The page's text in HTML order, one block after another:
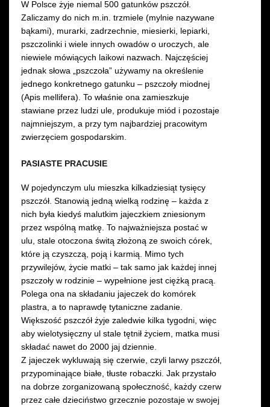
Wynajem kostiumów
Wynajem rekwizytów
Fundusze unijne
Dotacje celowe
W Polsce żyje niemal 500 gatunków pszczół.
Zaliczamy do nich m.in. trzmiele (mylnie nazywane
bąkami), murarki, zadrzechnie, miesierki, lepiarki,
pszczolinki i wiele innych owadów o uroczych, ale
niewiele mówiących laikowi nazwach. Najczęściej
jednak słowa „pszczoła” używamy na określenie
jednego konkretnego gatunku – pszczoły miodnej
(Apis mellifera). To właśnie ona zamieszkuje
stawiane przez ludzi ule, produkuje miód i pozostaje
najmniejszym, a przy tym najbardziej pracowitym
zwierzęciem gospodarskim.
PASIASTE PRACUSIE
W pojedynczym ulu mieszka kilkadziesiąt tysięcy
pszczół. Stanowią jedną wielką rodzinę – każda z
nich była kiedyś malutkim jajeczkiem zniesionym
przez wspólną matkę. To najważniejsza postać w
ulu, stale otoczona świtą złożoną ze swoich córek,
które ją czyszczą, poją i karmią. Mimo tych
przywilejów, życie matki – tak samo jak każdej innej
pszczoły w rodzinie – wypełnione jest ciężką pracą.
Polega ona na składaniu jajeczek do komórek
plastra, a to naprawdę tytaniczne zadanie.
Większość pszczół żyje zaledwie kilka tygodni, więc
aby wielotysięczny ul stale tętnił życiem, matka musi
składać nawet do 2000 jaj dziennie.
Z jajeczek wykluwają się czerwie, czyli larwy pszczół,
przypominające białe, tłuste robaczki. Jak przystało
na dobrze zorganizowaną społeczność, każdy czerw
przez całe dzieciństwo grzecznie pozostaje w swojej